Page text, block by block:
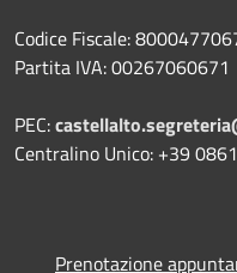
Codice Fiscale:
Partita IVA: 00267060671
PEC:
Centralino Unico: +39
Prenotazione